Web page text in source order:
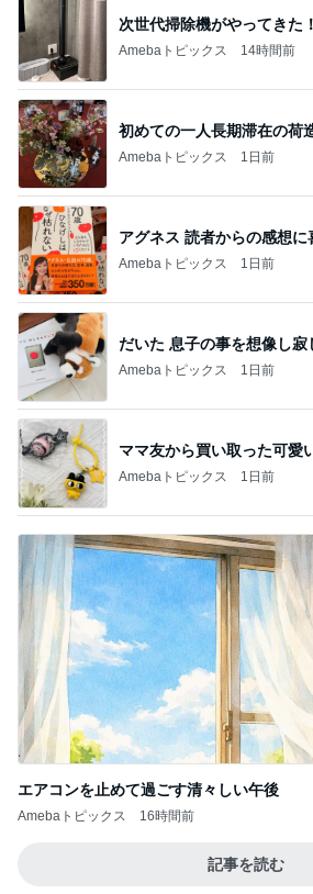
次世代掃除機がやってきた
Amebaトピックス 14時間前
初めての一人長期滞在の荷
Amebaトピックス 1日前
アグネス 読者からの感想に
Amebaトピックス 1日前
だいた 息子の事を想像し寂
Amebaトピックス 1日前
ママ友から買い取った可愛
Amebaトピックス 1日前
エアコンを止めて過ごす清々しい午後
Amebaトピックス 16時間前
記事を読む